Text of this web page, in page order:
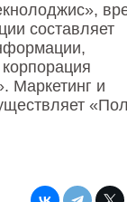
составляет
Маркетинг и